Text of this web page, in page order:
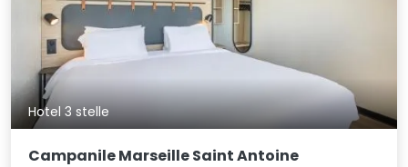
Hotel 3 stelle
Campanile Marseille Saint Antoine